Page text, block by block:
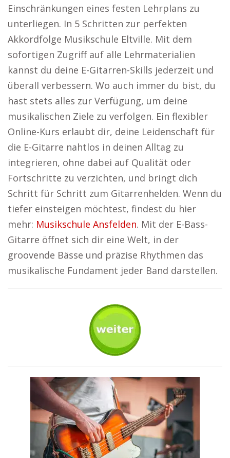
Einschränkungen eines festen Lehrplans zu
unterliegen. In 5 Schritten zur perfekten
Akkordfolge Musikschule Eltville. Mit dem
sofortigen Zugriff auf alle Lehrmaterialien
kannst du deine E-Gitarren-Skills jederzeit und
überall verbessern. Wo auch immer du bist, du
hast stets alles zur Verfügung, um deine
musikalischen Ziele zu verfolgen. Ein flexibler
Online-Kurs erlaubt dir, deine Leidenschaft für
die E-Gitarre nahtlos in deinen Alltag zu
integrieren, ohne dabei auf Qualität oder
Fortschritte zu verzichten, und bringt dich
Schritt für Schritt zum Gitarrenhelden. Wenn du
tiefer einsteigen möchtest, findest du hier
mehr: Musikschule Ansfelden. Mit der E-Bass-
Gitarre öffnet sich dir eine Welt, in der
groovende Bässe und präzise Rhythmen das
musikalische Fundament jeder Band darstellen.